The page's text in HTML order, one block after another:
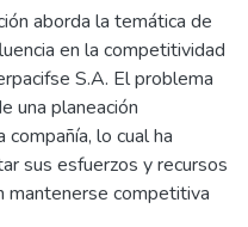
aborda la temática de
en la competitividad
S.A. El problema
una planeación
lo cual ha
sus esfuerzos y recursos
mantenerse competitiva